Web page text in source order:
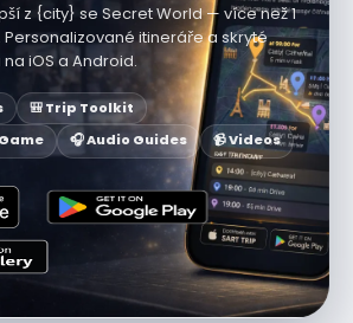
z {city} se Secret World — více než 1
itineráře a skryté
iOS a Android.
🎒 Trip Toolkit
🎧 Audio Guides 📹 Videos